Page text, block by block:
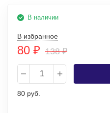
В наличии
В избранное
80 ₽ 138₽
80 руб.